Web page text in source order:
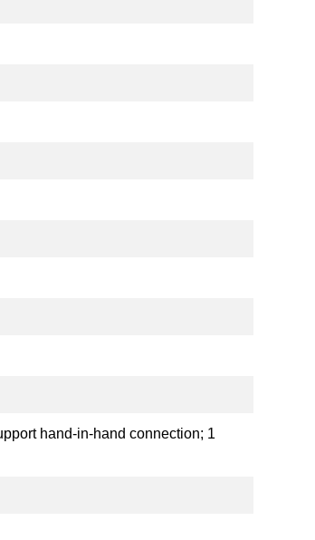
hand-in-hand connection; 1